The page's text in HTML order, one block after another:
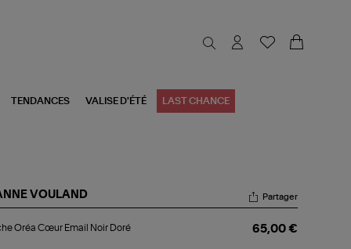
TENDANCES VALISE D'ÉTÉ LAST CHANCE
VOULAND Partager
Oréa Cœur Email Noir Doré 65,00 €